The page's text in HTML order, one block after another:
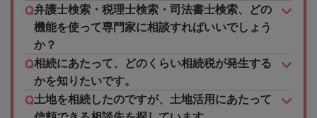
弁護士検索・税理士検索・司法書士検索、どの
機能を使って専門家に相談すればいいでしょう
か？
相続にあたって、どのくらい相続税が発生する
かを知りたいです。
土地を相続したのですが、土地活用にあたって